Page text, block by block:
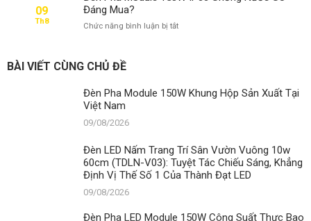
Nhiêu?
09
Th8
Đáng Mua?
Chức năng bình luận bị tắtở
Chống
BÀI VIẾT CÙNG CHỦ ĐỀ
Đèn Pha Module 150W Khung Hộp Sản Xuất Tại
Việt Nam
09/08/2026
Đèn LED Nấm Trang Trí Sân Vườn Vuông 10w
60cm (TDLN-V03): Tuyệt Tác Chiếu Sáng, Khẳng
Định Vị Thế Số 1 Của Thành Đạt LED
09/08/2026
Đèn Pha LED Module 150W Công Suất Thực Bao